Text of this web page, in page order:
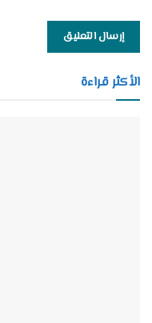
الأكثر قراءة